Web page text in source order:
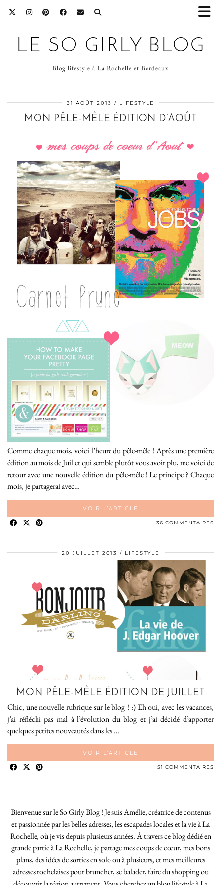
LE SO GIRLY BLOG
Blog lifestyle à La Rochelle et Bordeaux
31 AOÛT 2013 LIFESTYLE
MON PÊLE-MÊLE ÉDITION D’AOÛT
Comme chaque mois, voici l’heure du pêle-mêle ! Après une première
édition au mois de Juillet qui semble plutôt vous avoir plu, me voici de
retour avec une nouvelle édition du pêle-mêle ! Le principe ? Chaque
mois, je partagerai avec…
VOIR L’ARTICLE
36 COMMENTAIRES
20 JUILLET 2013 LIFESTYLE
MON PÊLE-MÊLE ÉDITION DE JUILLET
Chic, une nouvelle rubrique sur le blog ! :) Eh oui, avec les vacances,
j’ai réfléchi pas mal à l’évolution du blog et j’ai décidé d’apporter
quelques petites nouveautés dans les …
VOIR L’ARTICLE
51 COMMENTAIRES
Bienvenue sur le So Girly Blog ! Je suis Amélie, créatrice de contenus
et passionnée par les belles adresses, les escapades locales et la vie à La
Rochelle, où je vis depuis plusieurs années. À travers ce blog dédié en
grande partie à La Rochelle, je partage mes coups de cœur, mes bons
plans, des idées de sorties en solo ou à plusieurs, et mes meilleures
adresses rochelaises pour bruncher, se balader, faire du shopping ou